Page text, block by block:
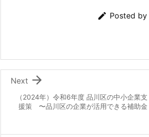
 Posted by
（2024年）令和6年度 品川区の中小企業支
援策 〜品川区の企業が活用できる補助金

Next